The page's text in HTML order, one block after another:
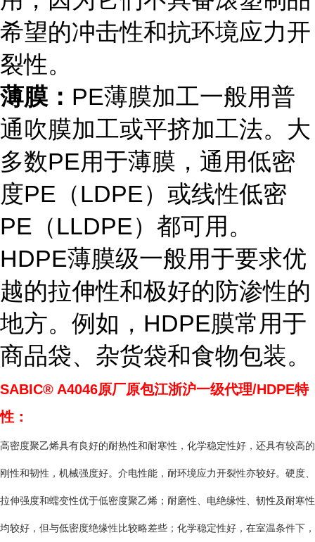
希望的冲击性和抗环境应力开
裂性。
薄膜： PE薄膜加工一般用普
通吹膜加工或平挤加工法。大
多数PE用于薄膜，通用低密
度PE（LDPE）或线性低密
PE（LLDPE）都可用。
HDPE薄膜级一般用于要求优
越的拉伸性和极好的防渗性的
地方。例如，HDPE膜常用于
商品袋、杂货袋和食物包装。
SABIC® A4046原厂原包江浙沪一级代理/HDPE特
性：
高密度聚乙烯具有良好的耐热性和耐寒性，化学稳定性好，还具有较高的
刚性和韧性，机械强度好。介电性能，耐环境应力开裂性亦较好。硬度、
拉伸强度和蠕变性优于低密度聚乙烯；耐磨性、电绝缘性、韧性及耐寒性
均较好，但与低密度绝缘性比较略差些；化学稳定性好，在室温条件下，